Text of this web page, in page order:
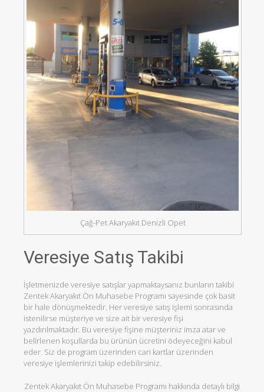
Çağ-Pet Akaryakıt Denizli Opet
Veresiye Satış Takibi
İşletmenizde veresiye satışlar yapmaktaysanız bunların takibi
Zentek Akaryakıt Ön Muhasebe Programı sayesinde çok basit
bir hale dönüşmektedir. Her veresiye satış işlemi sonrasında
istenilirse müşteriye ve size ait bir veresiye fişi
yazdırılmaktadır. Bu veresiye fişine müşteriniz imza atar ve
belirlenen koşullarda bu ürünün ücretini ödeyeceğini kabul
eder. Siz de program üzerinden cari kartlar üzerinden
veresiye işlemlerinizi takip edebilirsiniz.
Zentek Akaryakıt Ön Muhasebe Programı hakkında detaylı bilgi